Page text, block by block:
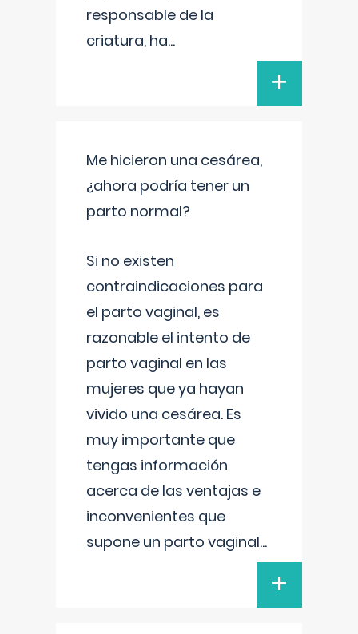
responsable de la
criatura, ha...
+
Me hicieron una cesárea,
¿ahora podría tener un
parto normal?
Si no existen
contraindicaciones para
el parto vaginal, es
razonable el intento de
parto vaginal en las
mujeres que ya hayan
vivido una cesárea. Es
muy importante que
tengas información
acerca de las ventajas e
inconvenientes que
supone un parto vaginal...
+